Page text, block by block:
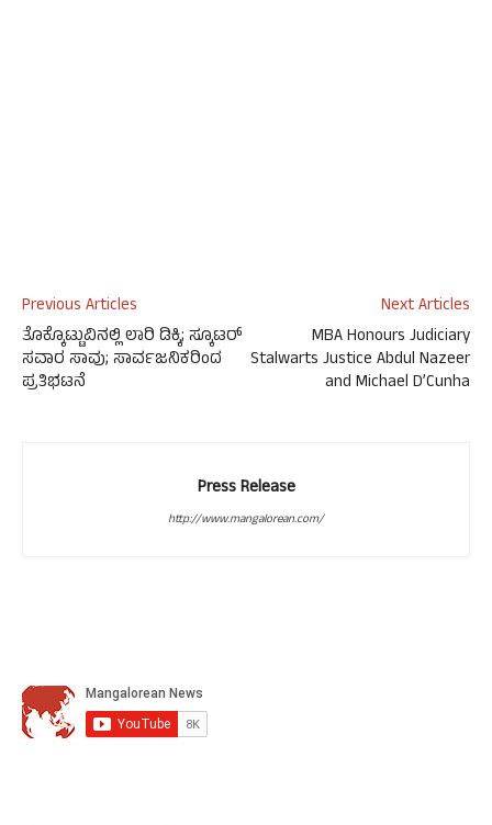
Previous Articles
ತೊಕ್ಕೊಟ್ಟುವಿನಲ್ಲಿ ಲಾರಿ ಡಿಕ್ಕಿ; ಸ್ಕೂಟರ್
ಸವಾರ ಸಾವು; ಸಾರ್ವಜನಿಕರಿಂದ
ಪ್ರತಿಭಟನೆ
Next Articles
MBA Honours Judiciary
Stalwarts Justice Abdul Nazeer
and Michael D’Cunha
Press Release
http://www.mangalorean.com/